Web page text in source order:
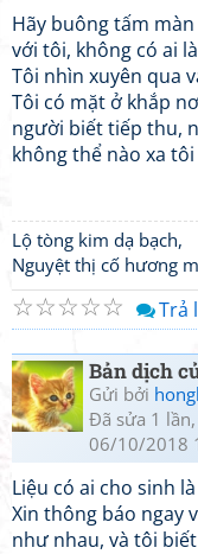
Hãy buông tấm
với tôi, không có ai
Tôi nhìn xuyên qua
Tôi có mặt ở khắp
người biết tiếp thu,
không thể nào xa
Lộ tòng kim dạ bạch,
Nguyệt thị cố hương
☆
☆
☆
☆
☆ Trả
Bản dịch
Gửi bởi
Đã sửa 1
06/10/2018
Liệu có ai cho sinh
Xin thông báo ngay
như nhau, và tôi